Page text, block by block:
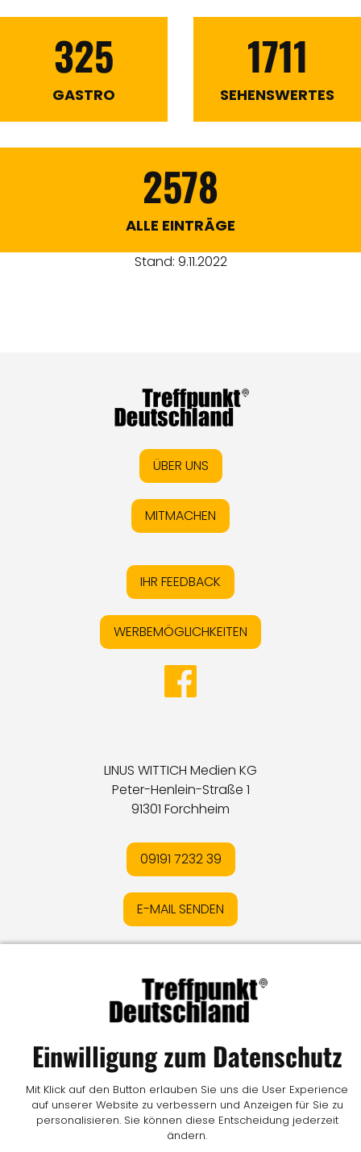
325
GASTRO
1711
SEHENSWERTES
2578
ALLE EINTRÄGE
Stand: 9.11.2022
ÜBER UNS
MITMACHEN
IHR FEEDBACK
WERBEMÖGLICHKEITEN
LINUS WITTICH Medien KG
Peter-Henlein-Straße 1
91301 Forchheim
09191 7232 39
E-MAIL SENDEN
DatenschutzIOnline-Streitschlichtung
MediadatenIKontaktIVertrag widerrufen
© LW Medien GmbH
Einwilligung zum Datenschutz
Mit Klick auf den Button erlauben Sie uns die User Experience
auf unserer Website zu verbessern und Anzeigen für Sie zu
personalisieren. Sie können diese Entscheidung jederzeit
ändern.